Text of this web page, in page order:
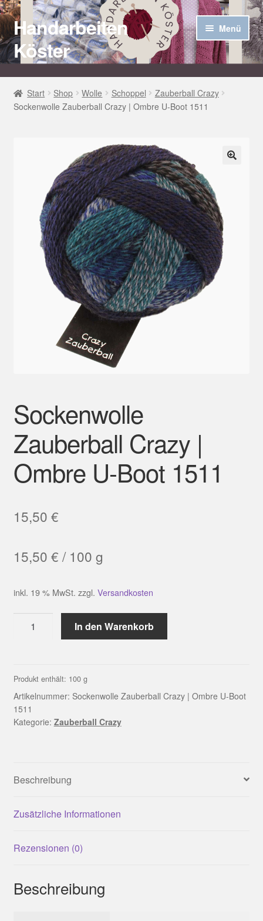
Zur
Navigation
springen
Zum
Inhalt
springen
Handarbeiten
Köster
Menü
Startseite
Über uns
Häkel Techniken
Mein Konto
Start Shop Wolle Schoppel
Zauberball Crazy
Sockenwolle Zauberball Crazy | Ombre U-Boot 1511
Sockenwolle
Zauberball Crazy |
Ombre U-Boot 1511
15,50 €
15,50 € / 100 g
inkl. 19 % MwSt. zzgl. Versandkosten
Zauberball
Ombre
U-
Boot
1511
In den Warenkorb
Produkt enthält: 100 g
Artikelnummer: Sockenwolle Zauberball Crazy | Ombre U-Boot
1511
Kategorie: Zauberball Crazy
Beschreibung
Zusätzliche Informationen
Rezensionen (0)
Beschreibung